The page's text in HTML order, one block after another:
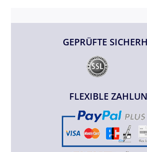
GEPRÜFTE
FLEXIBLE